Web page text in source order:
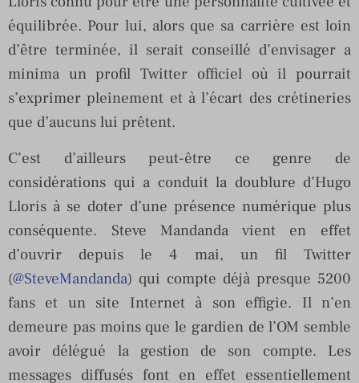
équilibrée. Pour lui, alors que sa carrière est loin
d’être terminée, il serait conseillé d’envisager a
minima un profil Twitter officiel où il pourrait
s’exprimer pleinement et à l’écart des crétineries
que d’aucuns lui prêtent.
C’est d’ailleurs peut-être ce genre de
considérations qui a conduit la doublure d’Hugo
Lloris à se doter d’une présence numérique plus
conséquente. Steve Mandanda vient en effet
d’ouvrir depuis le 4 mai, un fil Twitter
(@SteveMandanda) qui compte déjà presque 5200
fans et un site Internet à son effigie. Il n’en
demeure pas moins que le gardien de l’OM semble
avoir délégué la gestion de son compte. Les
messages diffusés font en effet essentiellement